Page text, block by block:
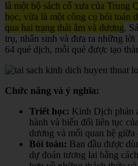
là một bộ sách cổ xưa của Trung
học, vừa là một công cụ bói toán
qua hai trạng thái âm và dương.
trụ, nhân sinh và đưa ra những
64 quẻ dịch, mỗi quẻ được tạo
Chức năng và ý nghĩa:
Triết học: Kinh Dịch phản
hành và biến đổi liên tục
dương và mối quan hệ
Bói toán: Ban đầu được
dự đoán tương lai bằng